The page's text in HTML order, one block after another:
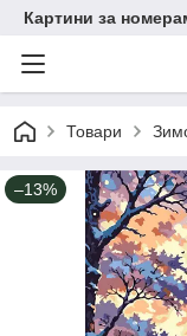
Картини за
Товари
–13%